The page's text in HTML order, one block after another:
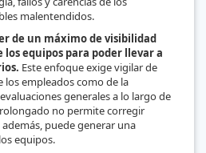
malentendidos.
de un máximo de visibilidad
equipos para poder llevar a
Este enfoque exige vigilar de
los empleados como de la
generales a lo largo de
no permite corregir
puede generar una
equipos.